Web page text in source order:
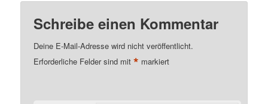
Schreibe einen Kommentar
Deine E-Mail-Adresse wird nicht veröffentlicht.
Erforderliche Felder sind mit* markiert